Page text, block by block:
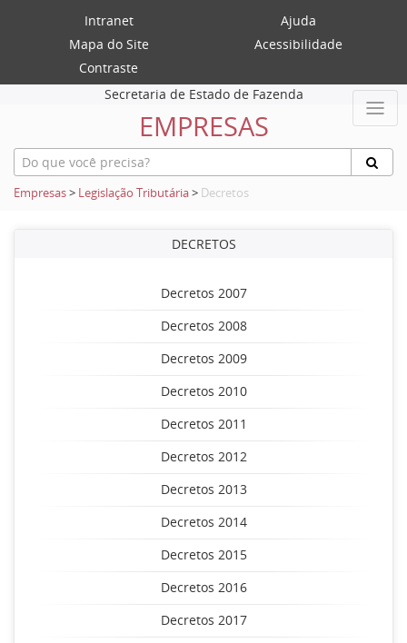
Intranet
Ajuda
Mapa do Site
Acessibilidade
Contraste
Secretaria de Estado de Fazenda
EMPRESAS
Empresas> Legislação Tributária> Decretos
DECRETOS
Decretos 2007
Decretos 2008
Decretos 2009
Decretos 2010
Decretos 2011
Decretos 2012
Decretos 2013
Decretos 2014
Decretos 2015
Decretos 2016
Decretos 2017